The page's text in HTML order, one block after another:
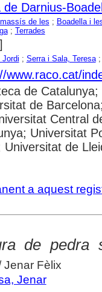
de Darnius-
de les ; Boadella i
; Terrades
Jordi ; Serra i Sala, Teresa
www.raco.cat/
de
de
Central
Universitat
Universitat de
a aquest
de
Fèlix
Jenar